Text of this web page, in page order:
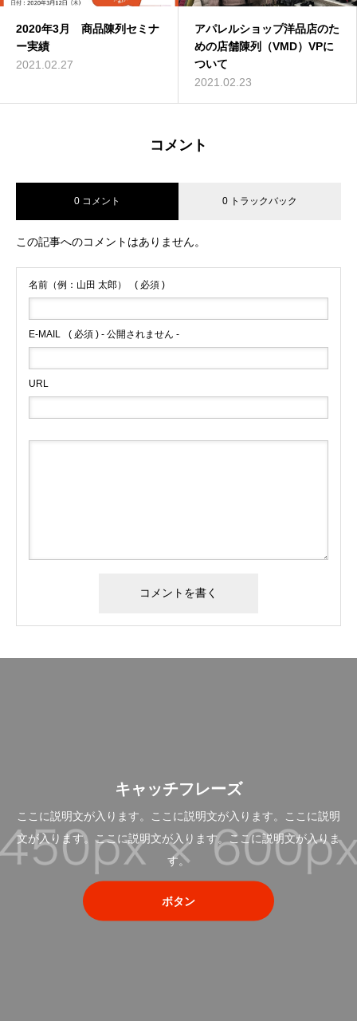
2020年3月 商品陳列セミナ
ー実績
2021.02.27
アパレルショップ洋品店のた
めの店舗陳列（VMD）VPに
ついて
2021.02.23
コメント
0 コメント 0 トラックバック
この記事へのコメントはありません。
名前（例：山田 太郎） ( 必須 )
E-MAIL ( 必須 ) - 公開されません -
URL
キャッチフレーズ
ここに説明文が入ります。ここに説明文が入ります。ここに説明
文が入ります。ここに説明文が入ります。ここに説明文が入りま
す。
ボタン